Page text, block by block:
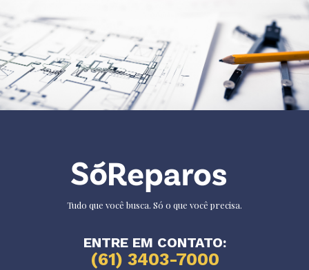
Tudo que você busca. Só o que você precisa.
ENTRE EM CONTATO:
(61) 3403-7000